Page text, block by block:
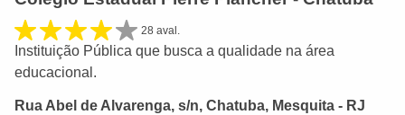
28 aval.
Instituição Pública que busca a qualidade na área
educacional.
Rua Abel de Alvarenga, s/n, Chatuba, Mesquita - RJ